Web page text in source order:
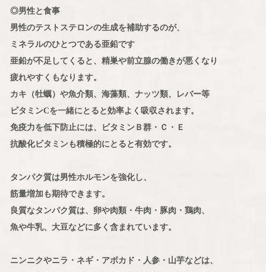
◎男性と食事
男性のテストステロンの生成を補助するのが、
ミネラルのひとつである亜鉛です
亜鉛が不足してくると、精巣や前立腺の働きが悪くなり
疲れやすくもなります。
カキ（牡蠣）や魚介類、海藻類、ナッツ類、レバー等
ビタミンCを一緒にとると効率よく吸収されます。
免疫力を低下防止には、ビタミンＢ群・Ｃ・Ｅ
抗酸化ビタミンも積極的にとると有効です。
タンパク質は男性ホルモンを強化し、
筋量増加も期待できます。
良質なタンパク質は、卵や肉類・牛肉・豚肉・鶏肉、
魚や牛乳、大豆などに多く含まれています。
ニンニクやニラ・ネギ・アボカド・人参・山芋などは、